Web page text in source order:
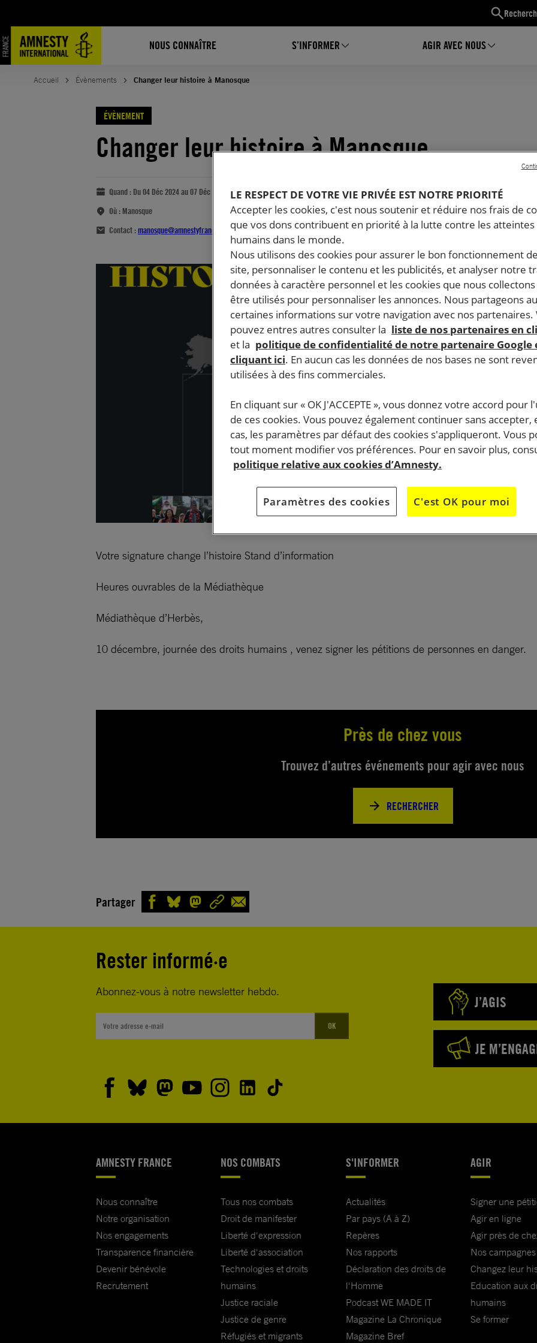
NOUS CONNAÎTRE S’INFORMER AGIR AVEC NOUS
Accueil Évènements Changer leur histoire à Manosque
ÉVÈNEMENT
Changer leur histoire à Manosque
Quand : Du 04 Déc 2024 au 07 Déc 2024
Où : Manosque
Contact :manosque@amnestyfrance.fr
Votre signature change l’histoire Stand d’information
Heures ouvrables de la Médiathèque
Médiathèque d’Herbès,
10 décembre, journée des droits humains , venez signer les pétitions de personnes en danger.
Près de chez vous
Trouvez d’autres événements pour agir avec nous
RECHERCHER
Partager
Rester informé·e
Abonnez-vous à notre newsletter hebdo.
OK
J’AGIS
JE
AMNESTY FRANCE
Nous connaître
Notre organisation
Nos engagements
Transparence financière
Devenir bénévole
Recrutement
NOS COMBATS
Tous nos combats
Droit de manifester
Liberté d'expression
Liberté d'association
Technologies et droits
humains
Justice raciale
Justice de genre
Réfugiés et migrants
S'INFORMER
Actualités
Par pays (A à Z)
Repères
Nos rapports
Déclaration des droits de
l'Homme
Podcast WE MADE IT
Magazine La Chronique
Magazine Bref
AGIR
Signer une
Agir en ligne
Agir près de
Nos campagnes
Changez leur
Education aux
humains
Se former
LE RESPECT DE VOTRE VIE PRIVÉE EST NOTRE PRIORITÉ
Accepter les cookies, c'est nous soutenir et réduire nos frais de
que vos dons contribuent en priorité à la lutte contre les
humains dans le monde.
Nous utilisons des cookies pour assurer le bon fonctionnement
site, personnaliser le contenu et les publicités, et analyser notre
données à caractère personnel et les cookies que nous
être utilisés pour personnaliser les annonces. Nous partageons
certaines informations sur votre navigation avec nos partenaires.
pouvez entres autres consulter la liste de nos partenaires en
et la politique de confidentialité de notre partenaire Google
cliquant ici. En aucun cas les données de nos bases ne sont
utilisées à des fins commerciales.
En cliquant sur « OK J'ACCEPTE », vous donnez votre accord pour
de ces cookies. Vous pouvez également continuer sans accepter,
cas, les paramètres par défaut des cookies s'appliqueront. Vous
tout moment modifier vos préférences. Pour en savoir plus,
politique relative aux cookies d’Amnesty.
Paramètres des cookies C'est OK pour moi